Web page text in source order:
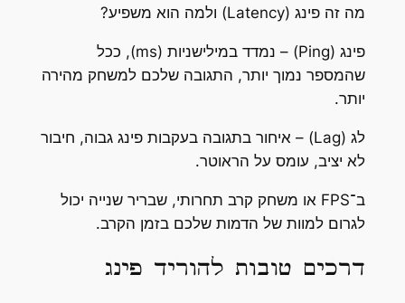
מה זה פינג (Latency) ולמה הוא משפיע?
פינג (Ping) – נמדד במילישניות (ms), ככל
שהמספר נמוך יותר, התגובה שלכם למשחק מהירה
יותר.
לג (Lag) – איחור בתגובה בעקבות פינג גבוה, חיבור
לא יציב, עומס על הראוטר.
ב־FPS או משחק קרב תחרותי, שבריר שנייה יכול
לגרום למוות של הדמות שלכם בזמן הקרב.
דרכים טובות להוריד פינג